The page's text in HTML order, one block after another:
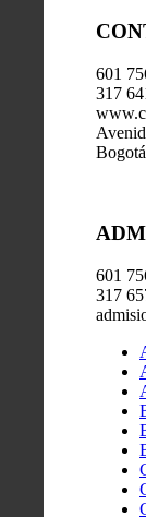
601
317
601
317